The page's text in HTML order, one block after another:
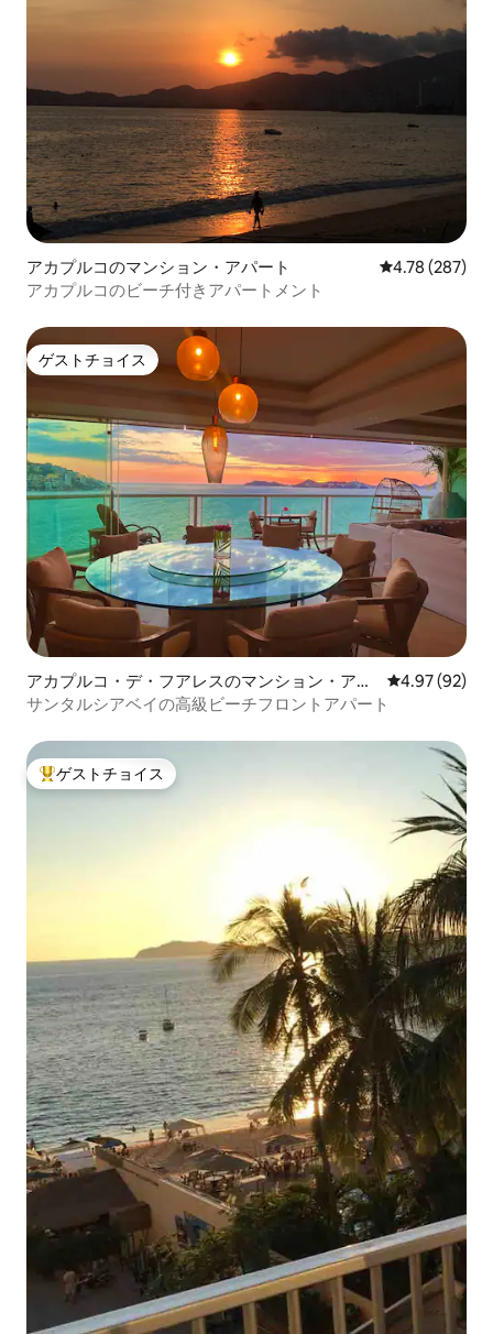
アカプルコのマンション・アパート レビュー287
4.78 (287)
アカプルコのビーチ付きアパートメント
ゲストチョイス
ゲストチョイス
アカプルコ・デ・フアレスのマンション・アパ
ート
レビュー92
4.97 (92)
サンタルシアベイの高級ビーチフロントアパート
大好評のゲストチョイスです。
ゲストチョイス